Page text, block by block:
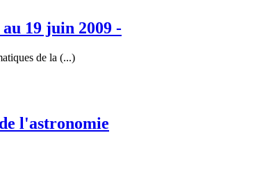
19 juin 2009 -
de la (...)
l'astronomie